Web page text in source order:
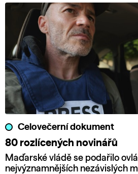
Celovečerní dokument
80 rozlícených novinářů
Maďarské vládě se podařilo
nejvýznamnějších nezávislých